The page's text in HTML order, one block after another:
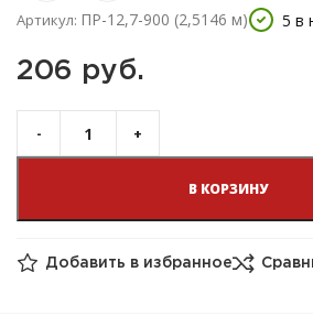
Артикул: ПР-12,7-900 (2,5146 м) 5 в
206 руб.
В КОРЗИНУ
Добавить в избранное